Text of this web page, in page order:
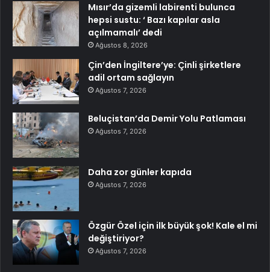
Mısır’da gizemli labirenti bulunca
hepsi sustu: ‘ Bazı kapılar asla
açılmamalı’ dedi
Ağustos 8, 2026
Çin’den İngiltere’ye: Çinli şirketlere
adil ortam sağlayın
Ağustos 7, 2026
Beluçistan’da Demir Yolu Patlaması
Ağustos 7, 2026
Daha zor günler kapıda
Ağustos 7, 2026
Özgür Özel için ilk büyük şok! Kale el mi
değiştiriyor?
Ağustos 7, 2026